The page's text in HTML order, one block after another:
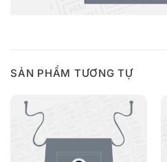
SẢN PHẨM TƯƠNG TỰ